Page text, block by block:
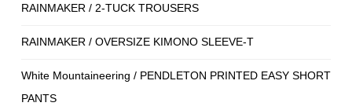
RAINMAKER / 2-TUCK TROUSERS
RAINMAKER / OVERSIZE KIMONO SLEEVE-T
White Mountaineering / PENDLETON PRINTED EASY SHORT
PANTS